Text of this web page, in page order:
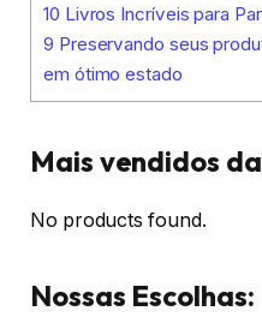
10 Livros Incríveis para
9 Preservando seus
em ótimo estado
Mais vendidos
No products found.
Nossas Escolhas: